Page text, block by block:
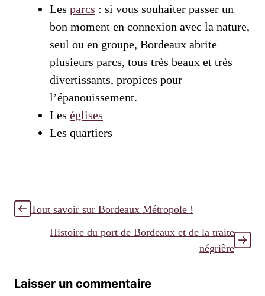
Les parcs : si vous souhaiter passer un
bon moment en connexion avec la nature,
seul ou en groupe, Bordeaux abrite
plusieurs parcs, tous très beaux et très
divertissants, propices pour
l’épanouissement.
Les églises
Les quartiers
Tout savoir sur Bordeaux Métropole !
Histoire du port de Bordeaux et de la traite
négrière
Laisser un commentaire